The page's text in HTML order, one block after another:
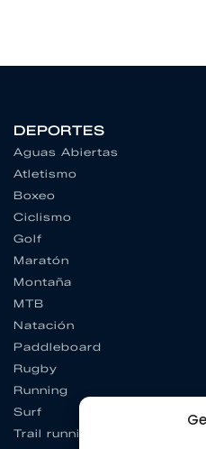
DEPORTES
Aguas Abiertas
Atletismo
Boxeo
Ciclismo
Golf
Maratón
Montaña
MTB
Natación
Paddleboard
Rugby
Running
Surf
Trail running